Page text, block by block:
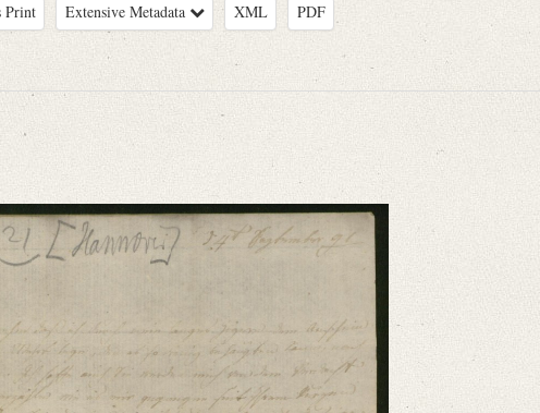
Print Extensive Metadata XML PDF
und erläutert durch Josef Körner. Bd. 1. Zürich u.a. 1930, S. 15‒18.